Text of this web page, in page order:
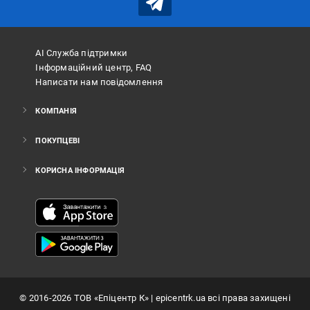
АІ Служба підтримки
Інформаційний центр, FAQ
Написати нам повідомлення
КОМПАНІЯ
ПОКУПЦЕВІ
КОРИСНА ІНФОРМАЦІЯ
© 2016-2026 ТОВ «Епіцентр К»| epicentrk.ua всі права захищені